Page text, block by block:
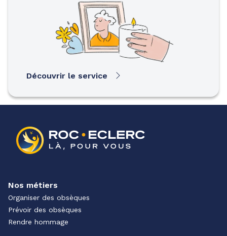
Découvrir le service
Nos métiers
Organiser des obsèques
Prévoir des obsèques
Rendre hommage